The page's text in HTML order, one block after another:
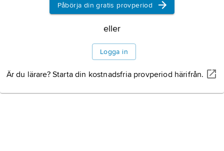
Påbörja din gratis provperiod
eller
Logga in
Är du lärare? Starta din kostnadsfria provperiod härifrån.